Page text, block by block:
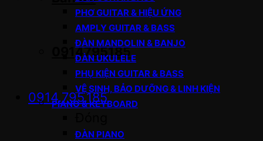
0914795185
0914.795.185
PHƠ GUITAR & HIỆU ỨNG
AMPLY GUITAR & BASS
ĐÀN MANDOLIN & BANJO
ĐÀN UKULELE
PHỤ KIỆN GUITAR & BASS
VỆ SINH, BẢO DƯỠNG & LINH KIỆN
PIANO & KEYBOARD
ĐÀN PIANO